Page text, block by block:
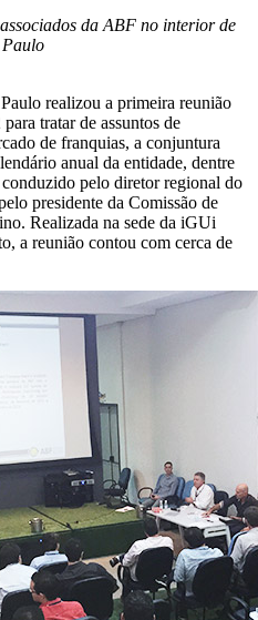
da ABF no interior de
Paulo
realizou a primeira reunião
tratar de assuntos de
de franquias, a conjuntura
anual da entidade, dentre
pelo diretor regional do
presidente da Comissão de
Realizada na sede da iGUi
a reunião contou com cerca de